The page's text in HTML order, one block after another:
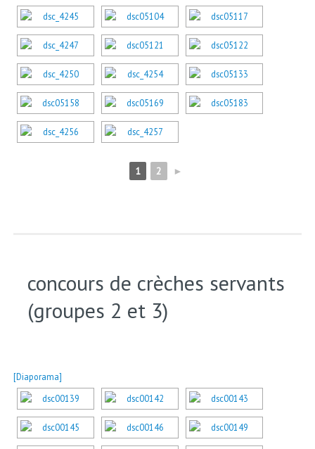
1 2 ►
concours de crèches servants
(groupes 2 et 3)
[Diaporama]